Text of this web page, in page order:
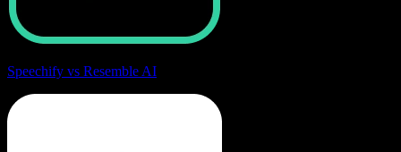
Speechify vs Resemble AI